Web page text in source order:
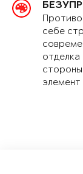
себе
отделка
элемент